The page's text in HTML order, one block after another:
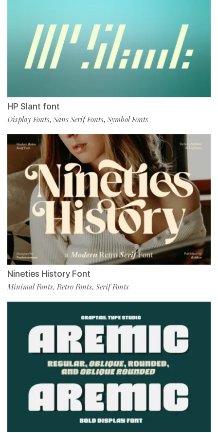
HP Slant font
Display Fonts, Sans Serif Fonts, Symbol Fonts
Nineties History Font
Minimal Fonts, Retro Fonts, Serif Fonts